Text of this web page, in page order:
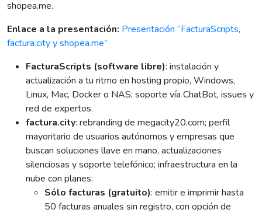
shopea.me.
Enlace a la presentación: Presentación “FacturaScripts,
factura.city y shopea.me”
FacturaScripts (software libre): instalación y
actualización a tu ritmo en hosting propio, Windows,
Linux, Mac, Docker o NAS; soporte vía ChatBot, issues y
red de expertos.
factura.city: rebranding de megacity20.com; perfil
mayoritario de usuarios autónomos y empresas que
buscan soluciones llave en mano, actualizaciones
silenciosas y soporte telefónico; infraestructura en la
nube con planes:
Sólo facturas (gratuito): emitir e imprimir hasta
50 facturas anuales sin registro, con opción de